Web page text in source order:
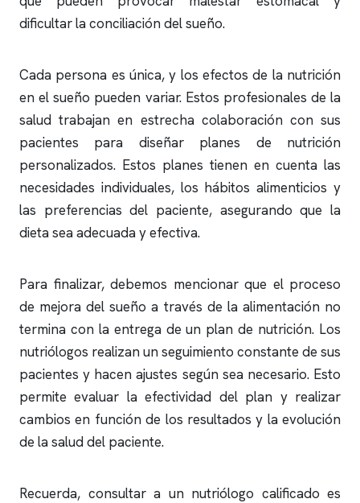
dificultar la conciliación del sueño.
Cada persona es única, y los efectos de la nutrición
en el sueño pueden variar. Estos profesionales de la
salud trabajan en estrecha colaboración con sus
pacientes para diseñar planes de nutrición
personalizados. Estos planes tienen en cuenta las
necesidades individuales, los hábitos alimenticios y
las preferencias del paciente, asegurando que la
dieta sea adecuada y efectiva.
Para finalizar, debemos mencionar que el proceso
de mejora del sueño a través de la alimentación no
termina con la entrega de un plan de nutrición. Los
nutriólogos realizan un seguimiento constante de sus
pacientes y hacen ajustes según sea necesario. Esto
permite evaluar la efectividad del plan y realizar
cambios en función de los resultados y la evolución
de la salud del paciente.
Recuerda, consultar a un nutriólogo calificado es